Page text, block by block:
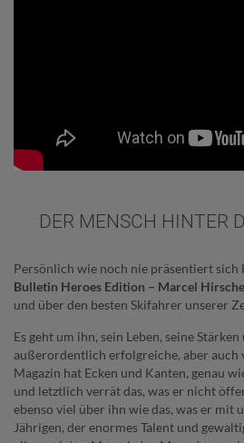
DER MENSCH HINTER
Persönlich wie noch nie präsentiert sich
Bulletin Heroes Edition – Marcel
und über den besten Skifahrer unserer
Es geht um ihn, sein Leben, seine
außerordentlich erfolgreiche, aber auch
Magazin hat Ecken und Kanten, genau
und letztlich verrät das, was er nicht
ebenso viel über ihn wie das, was er mit
Jährigen, der enormes Talent und